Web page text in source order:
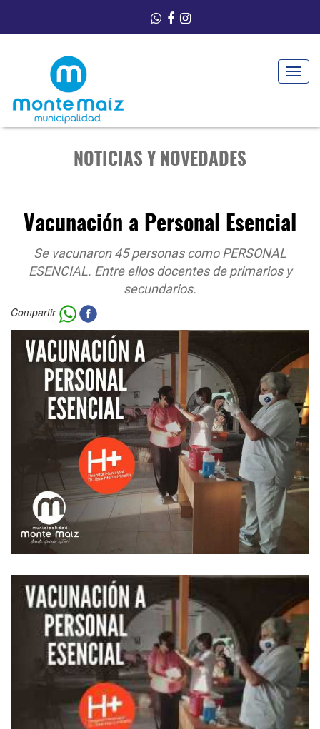
Toggle
NOTICIAS Y NOVEDADES
Vacunación a Personal Esencial
Se vacunaron 45 personas como PERSONAL
ESENCIAL. Entre ellos docentes de primarios y
secundarios.
Compartir